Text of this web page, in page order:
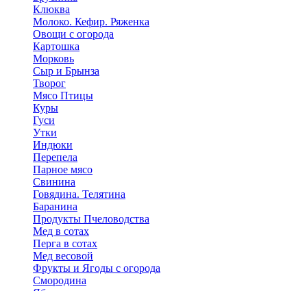
Клюква
Молоко. Кефир. Ряженка
Овощи с огорода
Картошка
Морковь
Сыр и Брынза
Творог
Мясо Птицы
Куры
Гуси
Утки
Индюки
Перепела
Парное мясо
Свинина
Говядина. Телятина
Баранина
Продукты Пчеловодства
Мед в сотах
Перга в сотах
Мед весовой
Фрукты и Ягоды с огорода
Смородина